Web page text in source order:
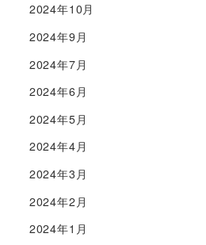
2024年10月
2024年9月
2024年7月
2024年6月
2024年5月
2024年4月
2024年3月
2024年2月
2024年1月